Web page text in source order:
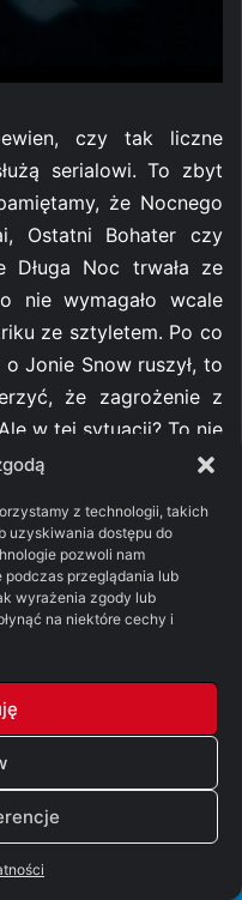
z technologii, takich
uzyskiwania dostępu do
pozwoli nam
przeglądania lub
wyrażenia zgody lub
na niektóre cechy i
czy tak liczne
serialowi. To zbyt
że Nocnego
Ostatni Bohater czy
Długa Noc trwała ze
nie wymagało wcale
ze sztyletem. Po co
Jonie Snow ruszył, to
że zagrożenie z
w tej sytuacji? To nie
sny, czary – tak,
wcale nie
Innym. A gdyby
nie przekoczyliby oni
przejściu, po wizji
Helaenę. Aemond
Ta pyta się go, czy
Aegona. Jednooki ma
zaprzecza, ale